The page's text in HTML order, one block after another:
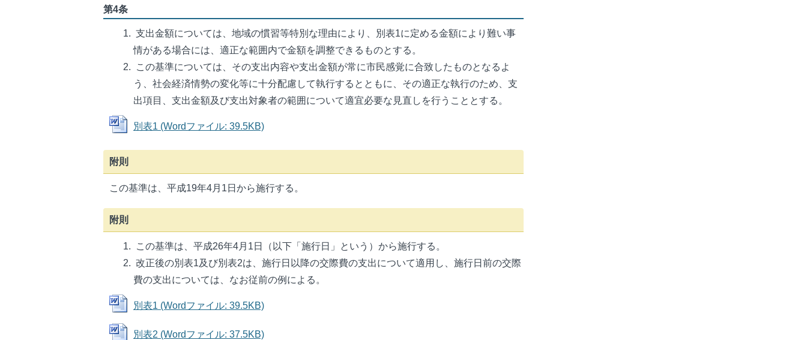
第4条
支出金額については、地域の慣習等特別な理由により、別表1に定める金額により難い事
情がある場合には、適正な範囲内で金額を調整できるものとする。
この基準については、その支出内容や支出金額が常に市民感覚に合致したものとなるよ
う、社会経済情勢の変化等に十分配慮して執行するとともに、その適正な執行のため、支
出項目、支出金額及び支出対象者の範囲について適宜必要な見直しを行うこととする。
別表1 (Wordファイル: 39.5KB)
附則
この基準は、平成19年4月1日から施行する。
附則
この基準は、平成26年4月1日（以下「施行日」という）から施行する。
改正後の別表1及び別表2は、施行日以降の交際費の支出について適用し、施行日前の交際
費の支出については、なお従前の例による。
別表1 (Wordファイル: 39.5KB)
別表2 (Wordファイル: 37.5KB)